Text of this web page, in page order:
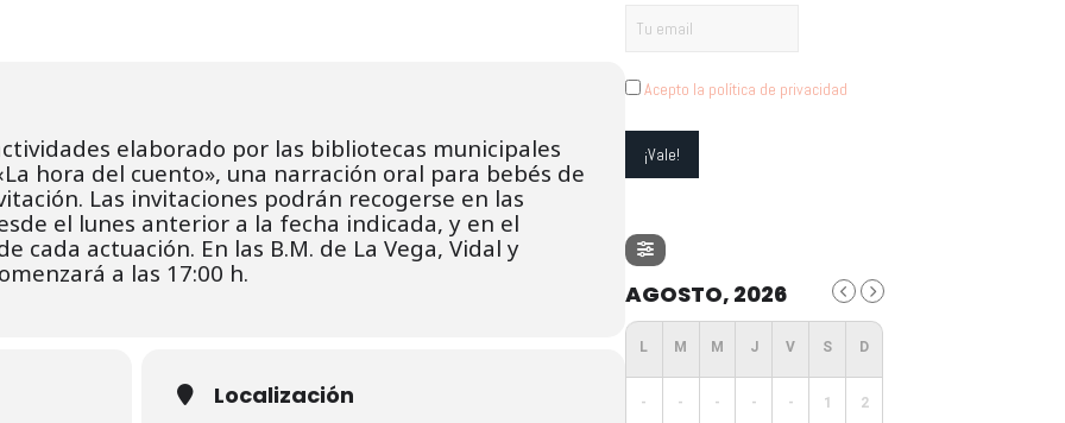
elaborado por las bibliotecas municipales
hora del cuento», una narración oral para bebés de
Las invitaciones podrán recogerse en las
el lunes anterior a la fecha indicada, y en el
cada actuación. En las B.M. de La Vega, Vidal y
a las 17:00 h.
Localización
Acepto la política de privacidad
AGOSTO, 2026
- - - - - 1 2